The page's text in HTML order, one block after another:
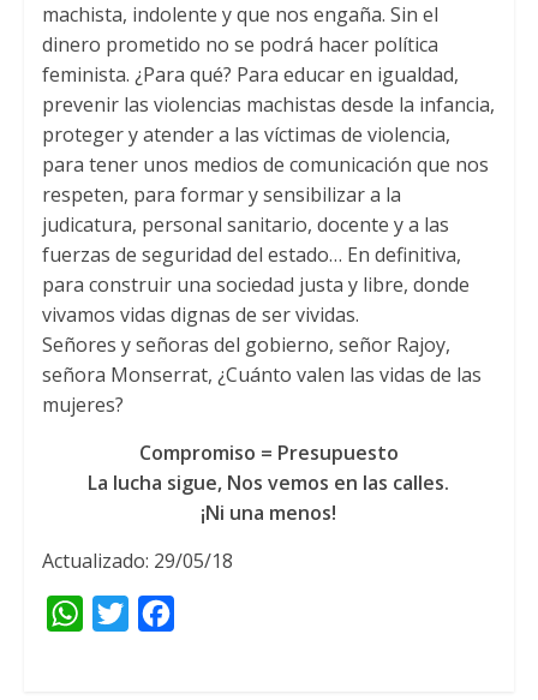
machista, indolente y que nos engaña. Sin el
dinero prometido no se podrá hacer política
feminista. ¿Para qué? Para educar en igualdad,
prevenir las violencias machistas desde la infancia,
proteger y atender a las víctimas de violencia,
para tener unos medios de comunicación que nos
respeten, para formar y sensibilizar a la
judicatura, personal sanitario, docente y a las
fuerzas de seguridad del estado… En definitiva,
para construir una sociedad justa y libre, donde
vivamos vidas dignas de ser vividas.
Señores y señoras del gobierno, señor Rajoy,
señora Monserrat, ¿Cuánto valen las vidas de las
mujeres?
Compromiso = Presupuesto
La lucha sigue, Nos vemos en las calles.
¡Ni una menos!
Actualizado: 29/05/18
W